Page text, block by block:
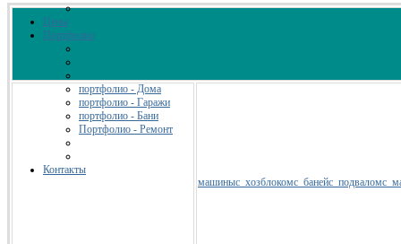
Цены
Портфолио
портфолио - Дома
портфолио - Гаражи
портфолио - Бани
Портфолио - Ремонт
Контакты
машиныс_хозблокомс_банейс_подвалом